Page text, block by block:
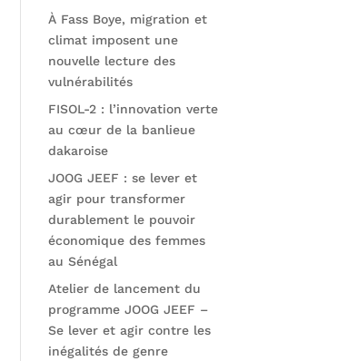
À Fass Boye, migration et
climat imposent une
nouvelle lecture des
vulnérabilités
FISOL-2 : l’innovation verte
au cœur de la banlieue
dakaroise
JOOG JEEF : se lever et
agir pour transformer
durablement le pouvoir
économique des femmes
au Sénégal
Atelier de lancement du
programme JOOG JEEF –
Se lever et agir contre les
inégalités de genre